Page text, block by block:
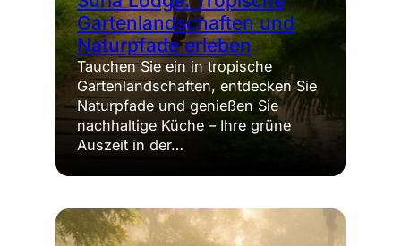
Gartenlandschaften und
Naturpfade erleben
Tauchen Sie ein in tropische
Gartenlandschaften, entdecken Sie
Naturpfade und genießen Sie
nachhaltige Küche – Ihre grüne
Auszeit in der…